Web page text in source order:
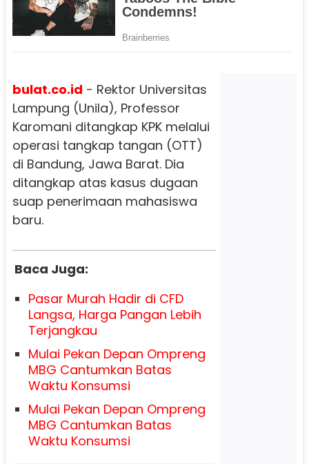
bulat.co.id - Rektor Universitas
Lampung (Unila), Professor
Karomani ditangkap KPK melalui
operasi tangkap tangan (OTT)
di Bandung, Jawa Barat. Dia
ditangkap atas kasus dugaan
suap penerimaan mahasiswa
baru.
Baca Juga:
Pasar Murah Hadir di CFD
Langsa, Harga Pangan Lebih
Terjangkau
Mulai Pekan Depan Ompreng
MBG Cantumkan Batas
Waktu Konsumsi
Mulai Pekan Depan Ompreng
MBG Cantumkan Batas
Waktu Konsumsi